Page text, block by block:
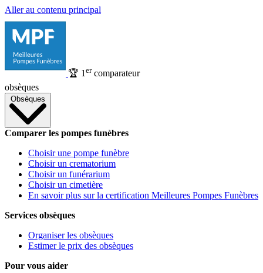
Aller au contenu principal
🏆 1 ercomparateur
obsèques
Obsèques
Comparer les pompes funèbres
Choisir une pompe funèbre
Choisir un crematorium
Choisir un funérarium
Choisir un cimetière
En savoir plus sur la certification Meilleures Pompes Funèbres
Services obsèques
Organiser les obsèques
Estimer le prix des obsèques
Pour vous aider